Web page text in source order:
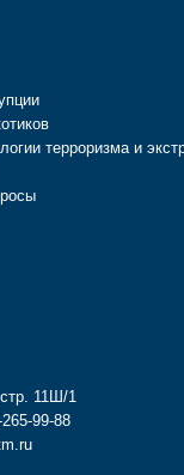
терроризма и
11Ш/1
99-88